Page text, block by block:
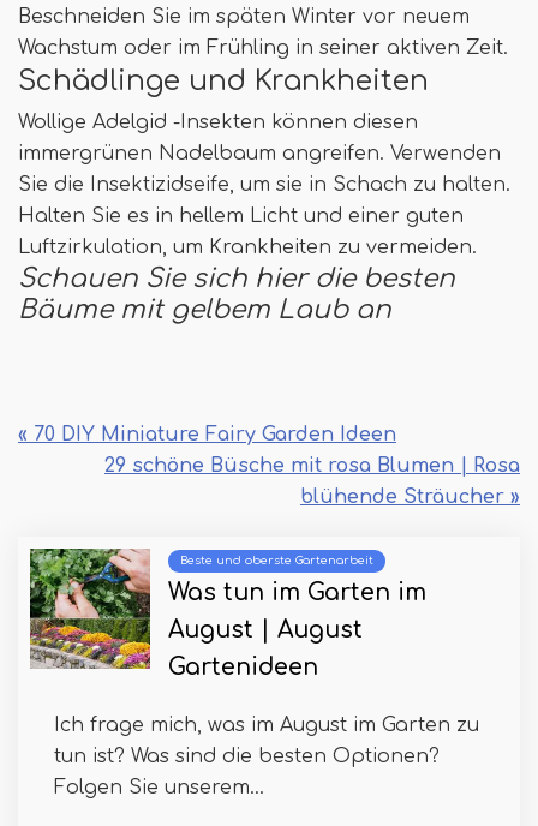
Beschneiden Sie im späten Winter vor neuem
Wachstum oder im Frühling in seiner aktiven Zeit.
Schädlinge und Krankheiten
Wollige Adelgid -Insekten können diesen
immergrünen Nadelbaum angreifen. Verwenden
Sie die Insektizidseife, um sie in Schach zu halten.
Halten Sie es in hellem Licht und einer guten
Luftzirkulation, um Krankheiten zu vermeiden.
Schauen Sie sich hier die besten
Bäume mit gelbem Laub an
« 70 DIY Miniature Fairy Garden Ideen
29 schöne Büsche mit rosa Blumen | Rosa
blühende Sträucher »
Beste und oberste Gartenarbeit
Was tun im Garten im
August | August
Gartenideen
Ich frage mich, was im August im Garten zu
tun ist? Was sind die besten Optionen?
Folgen Sie unserem...